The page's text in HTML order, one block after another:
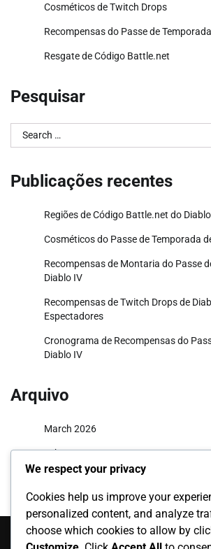
Cosméticos de Twitch Drops
Recompensas do Passe de Temporada
Resgate de Código Battle.net
Pesquisar
Search
for:
Publicações recentes
Regiões de Código Battle.net do
Cosméticos do Passe de Temporada
Recompensas de Montaria do Passe
Diablo IV
Recompensas de Twitch Drops de
Espectadores
Cronograma de Recompensas do
Diablo IV
Arquivo
March 2026
February 2026
Categorias
We respect your privacy
Cookies help us improve your
personalized content, and analyze
choose which cookies to allow by